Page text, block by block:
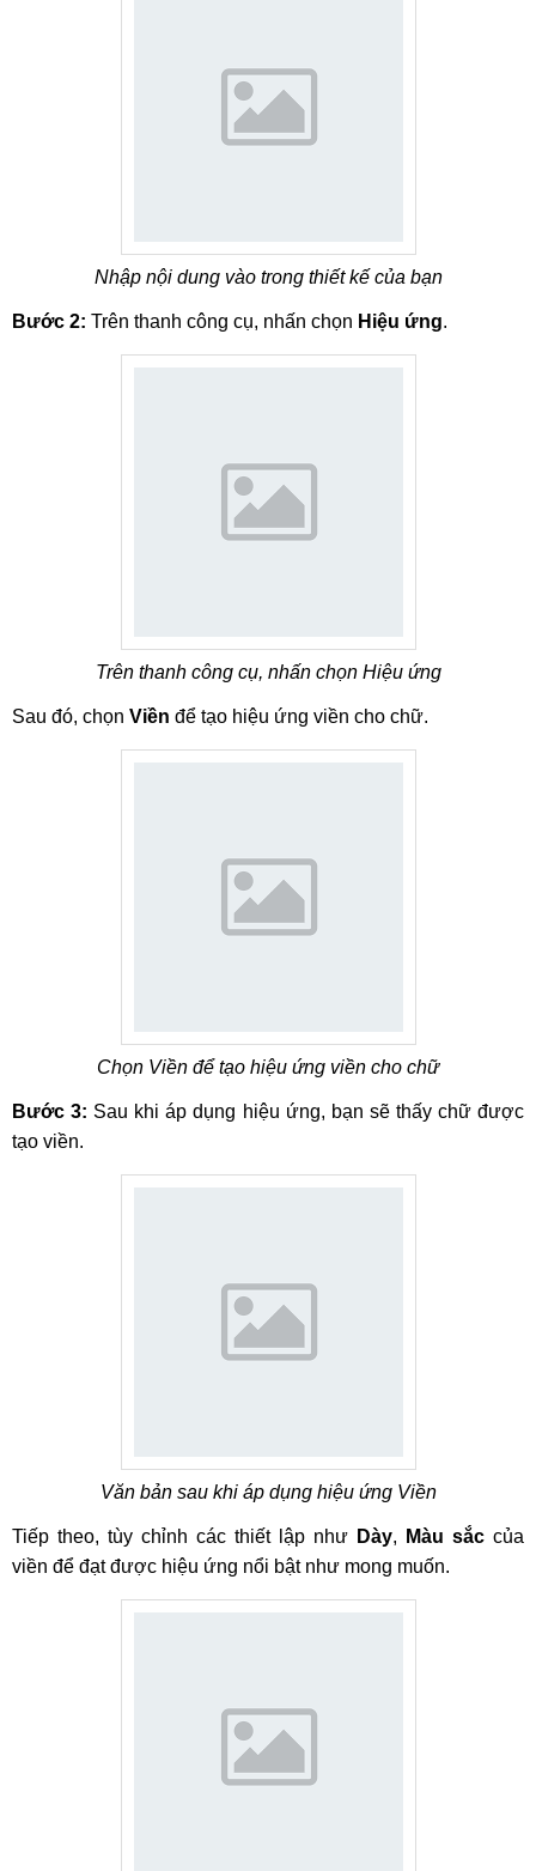
Nhập nội dung vào trong thiết kế của bạn
Bước 2: Trên thanh công cụ, nhấn chọn Hiệu ứng.
Trên thanh công cụ, nhấn chọn Hiệu ứng
Sau đó, chọn Viền để tạo hiệu ứng viền cho chữ.
Chọn Viền để tạo hiệu ứng viền cho chữ
Bước 3: Sau khi áp dụng hiệu ứng, bạn sẽ thấy chữ được
tạo viền.
Văn bản sau khi áp dụng hiệu ứng Viền
Tiếp theo, tùy chỉnh các thiết lập như Dày, Màu sắc của
viền để đạt được hiệu ứng nổi bật như mong muốn.